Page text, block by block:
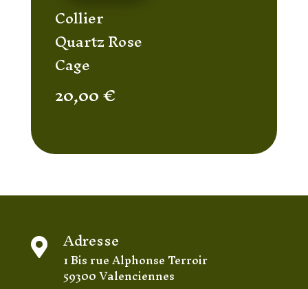
Collier
Quartz Rose
Cage
20,00€
 Adresse
1 Bis rue Alphonse Terroir
59300 Valenciennes